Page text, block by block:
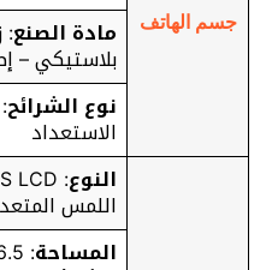
جسم الهاتف
مادة الصنع:
بلاستيكي –
نوع الشرائح
الاستعداد
النوع: IPS LCD تدعم 16 مليون
اللمس
المساحة: 6.5 بوصة –